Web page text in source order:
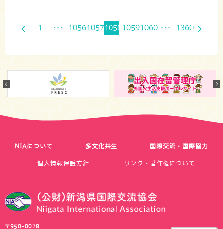
1 ･･･ 105610571058 10591060 ･･･ 1360
NIAについて 多文化共生 国際交流・国際協力
個人情報保護方針 リンク・著作権について
〒950-0078